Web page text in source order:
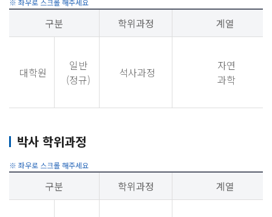
구분 학위과정 계열
대학원
일반
(정규)
석사과정
자연
과학
박사 학위과정
구분 학위과정 계열